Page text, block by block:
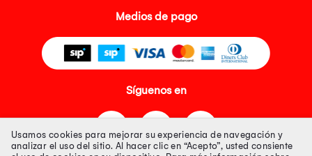
Medios de pago
Síguenos en
Usamos cookies para mejorar su experiencia de navegación y
analizar el uso del sitio. Al hacer clic en “Acepto”, usted consiente